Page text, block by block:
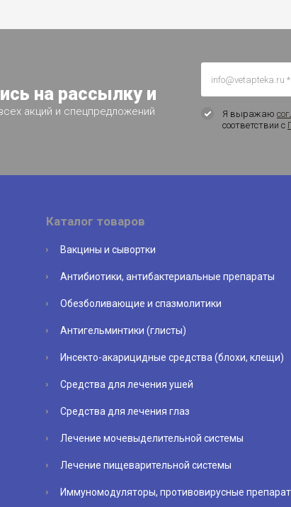
на рассылку и
акций и спецпредложений Я выражаю
соответствии с
Каталог товаров
Вакцины и сывортки
Антибиотики, антибактериальные препараты
Обезболивающие и спазмолитики
Антигельминтики (глисты)
Инсекто-акарицидные средства (блохи, клещи)
Средства для лечения ушей
Средства для лечения глаз
Лечение мочевыделительной системы
Лечение пищеварительной системы
Иммуномодуляторы, противовирусные